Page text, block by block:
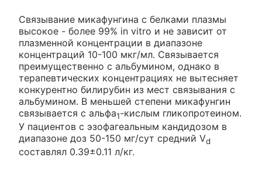
Связывание микафунгина с белками плазмы
высокое - более 99% in vitro и не зависит от
плазменной концентрации в диапазоне
концентраций 10-100 мкг/мл. Связывается
преимущественно с альбумином, однако в
терапевтических концентрациях не вытесняет
конкурентно билирубин из мест связывания с
альбумином. В меньшей степени микафунгин
связывается с альфа1-кислым гликопротеином.
У пациентов с эзофагеальным кандидозом в
диапазоне доз 50-150 мг/сут средний Vd
составлял 0.39±0.11 л/кг.